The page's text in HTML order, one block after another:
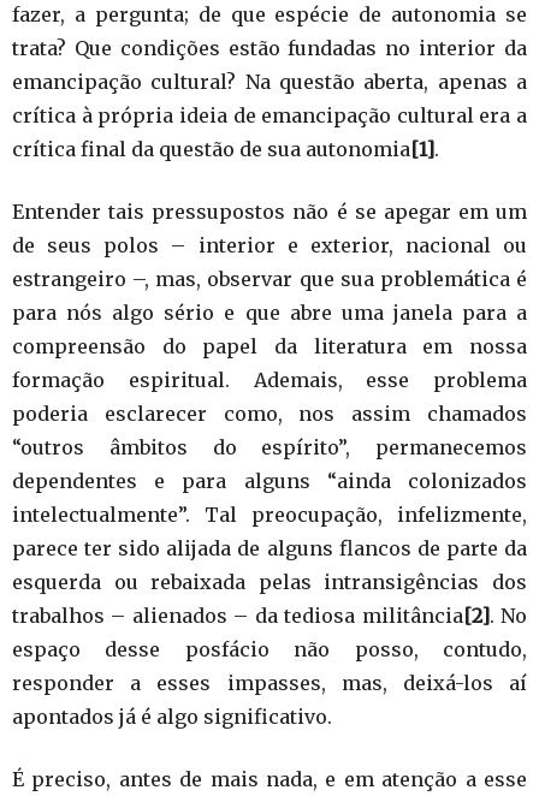
fazer, a pergunta; de que espécie de autonomia se
trata? Que condições estão fundadas no interior da
emancipação cultural? Na questão aberta, apenas a
crítica à própria ideia de emancipação cultural era a
crítica final da questão de sua autonomia[1].
Entender tais pressupostos não é se apegar em um
de seus polos – interior e exterior, nacional ou
estrangeiro –, mas, observar que sua problemática é
para nós algo sério e que abre uma janela para a
compreensão do papel da literatura em nossa
formação espiritual. Ademais, esse problema
poderia esclarecer como, nos assim chamados
“outros âmbitos do espírito”, permanecemos
dependentes e para alguns “ainda colonizados
intelectualmente”. Tal preocupação, infelizmente,
parece ter sido alijada de alguns flancos de parte da
esquerda ou rebaixada pelas intransigências dos
trabalhos – alienados – da tediosa militância[2]. No
espaço desse posfácio não posso, contudo,
responder a esses impasses, mas, deixá-los aí
apontados já é algo significativo.
É preciso, antes de mais nada, e em atenção a esse